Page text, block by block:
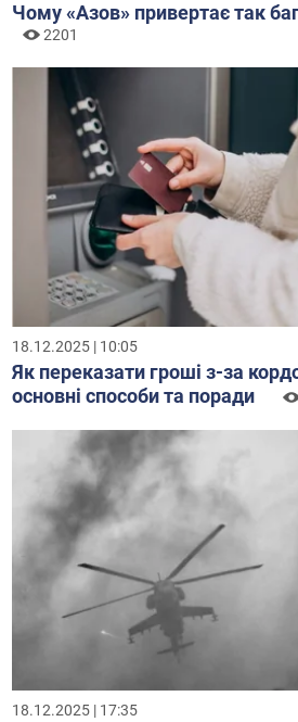
Чому «Азов» привертає так
2201
18.12.2025 | 10:05
Як переказати гроші з-за
основні способи та поради
18.12.2025 | 17:35